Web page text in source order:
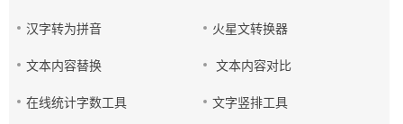
汉字转为拼音 火星文转换器
文本内容替换 文本内容对比
在线统计字数工具 文字竖排工具